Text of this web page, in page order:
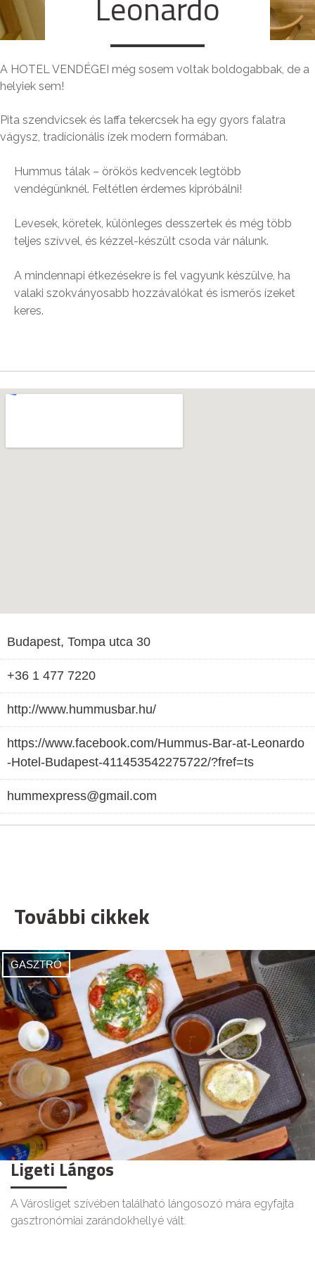
A HOTEL VENDÉGEI még sosem voltak boldogabbak, de a
helyiek sem!
Pita szendvicsek és laffa tekercsek ha egy gyors falatra
vágysz, tradícionális ízek modern formában.
Hummus tálak – örökös kedvencek legtöbb
vendégünknél. Feltétlen érdemes kipróbálni!
Levesek, köretek, különleges desszertek és még több
teljes szívvel, és kézzel-készült csoda vár nálunk.
A mindennapi étkezésekre is fel vagyunk készülve, ha
valaki szokványosabb hozzávalókat és ismerős ízeket
keres.
Budapest, Tompa utca 30
+36 1 477 7220
http://www.hummusbar.hu/
https://www.facebook.com/Hummus-Bar-at-Leonardo
-Hotel-Budapest-411453542275722/?fref=ts
hummexpress@gmail.com
További cikkek
GASZTRÓ
Ligeti Lángos
A Városliget szívében található lángosozó mára egyfajta
gasztronómiai zarándokhellyé vált.